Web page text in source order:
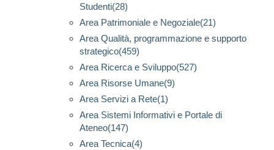
Studenti(28)
Area Patrimoniale e Negoziale(21)
Area Qualità, programmazione e supporto
strategico(459)
Area Ricerca e Sviluppo(527)
Area Risorse Umane(9)
Area Servizi a Rete(1)
Area Sistemi Informativi e Portale di
Ateneo(147)
Area Tecnica(4)